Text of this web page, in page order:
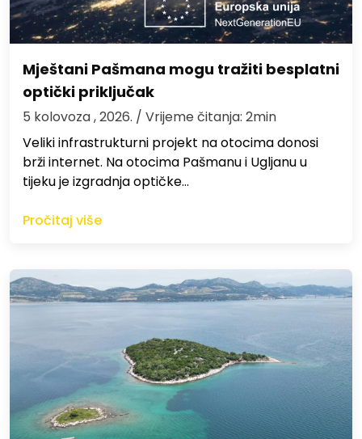
Mještani Pašmana mogu tražiti besplatni
optički priključak
5 kolovoza , 2026. / Vrijeme čitanja: 2min
Veliki infrastrukturni projekt na otocima donosi
brži internet. Na otocima Pašmanu i Ugljanu u
tijeku je izgradnja optičke…
Pročitaj više